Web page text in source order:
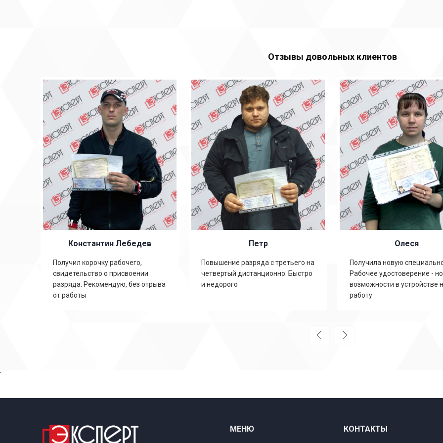
Отзывы довольных клиентов
Константин Лебедев
Получил корочку рабочего,
свидетельство о присвоении
разряда. Рекомендую, без отрыва
от работы
Петр
Повышение разряда с третьего на
четвертый дистанционно. Быстро
и недорого
Олеся
Получила новую
Рабочее удостоверение -
возможности в устройстве
работу
`
МЕНЮ КОНТАКТЫ